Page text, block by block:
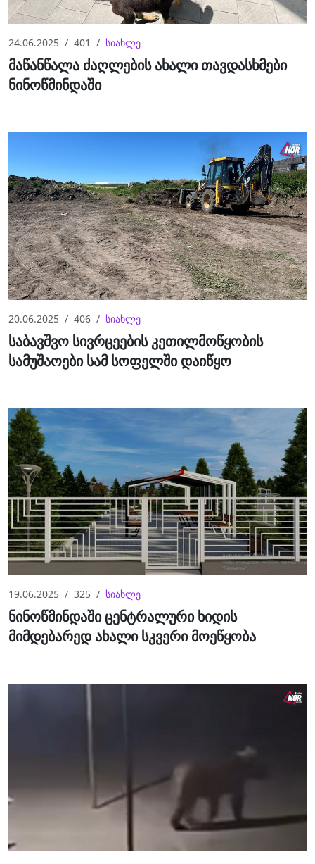
24.06.2025 401 სიახლე
მაწანწალა ძაღლების ახალი თავდასხმები
ნინოწმინდაში
20.06.2025 406 სიახლე
საბავშვო სივრცეების კეთილმოწყობის
სამუშაოები სამ სოფელში დაიწყო
19.06.2025 325 სიახლე
ნინოწმინდაში ცენტრალური ხიდის
მიმდებარედ ახალი სკვერი მოეწყობა